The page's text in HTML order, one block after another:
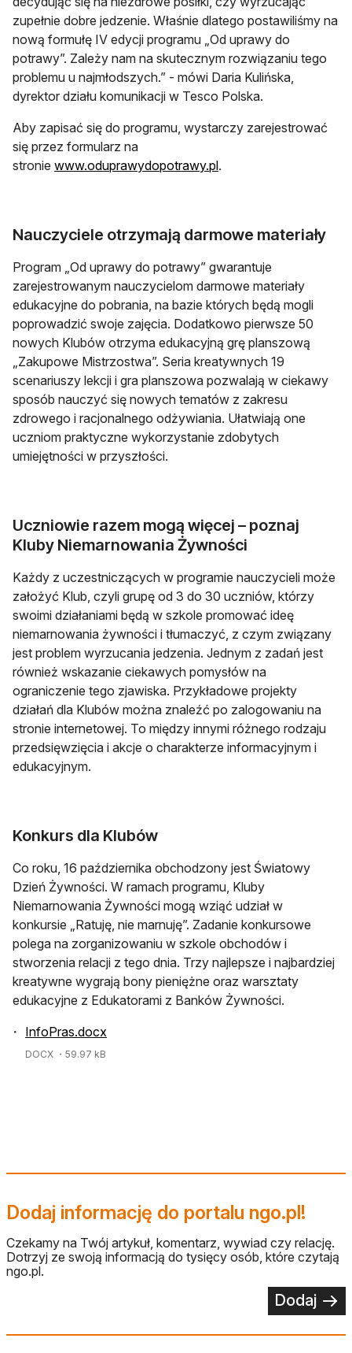
zupełnie dobre jedzenie. Właśnie dlatego postawiliśmy na
nową formułę IV edycji programu „Od uprawy do
potrawy”. Zależy nam na skutecznym rozwiązaniu tego
problemu u najmłodszych.” - mówi Daria Kulińska,
dyrektor działu komunikacji w Tesco Polska.
Aby zapisać się do programu, wystarczy zarejestrować
się przez formularz na
stronie www.oduprawydopotrawy.plotwiera się w nowej
.
Nauczyciele otrzymają darmowe materiały
Program „Od uprawy do potrawy” gwarantuje
zarejestrowanym nauczycielom darmowe materiały
edukacyjne do pobrania, na bazie których będą mogli
poprowadzić swoje zajęcia. Dodatkowo pierwsze 50
nowych Klubów otrzyma edukacyjną grę planszową
„Zakupowe Mistrzostwa”. Seria kreatywnych 19
scenariuszy lekcji i gra planszowa pozwalają w ciekawy
sposób nauczyć się nowych tematów z zakresu
zdrowego i racjonalnego odżywiania. Ułatwiają one
uczniom praktyczne wykorzystanie zdobytych
umiejętności w przyszłości.
Uczniowie razem mogą więcej – poznaj
Kluby Niemarnowania Żywności
Każdy z uczestniczących w programie nauczycieli może
założyć Klub, czyli grupę od 3 do 30 uczniów, którzy
swoimi działaniami będą w szkole promować ideę
niemarnowania żywności i tłumaczyć, z czym związany
jest problem wyrzucania jedzenia. Jednym z zadań jest
również wskazanie ciekawych pomysłów na
ograniczenie tego zjawiska. Przykładowe projekty
działań dla Klubów można znaleźć po zalogowaniu na
stronie internetowej. To między innymi różnego rodzaju
przedsięwzięcia i akcje o charakterze informacyjnym i
edukacyjnym.
Konkurs dla Klubów
Co roku, 16 października obchodzony jest Światowy
Dzień Żywności. W ramach programu, Kluby
Niemarnowania Żywności mogą wziąć udział w
konkursie „Ratuję, nie marnuję”. Zadanie konkursowe
polega na zorganizowaniu w szkole obchodów i
stworzenia relacji z tego dnia. Trzy najlepsze i najbardziej
kreatywne wygrają bony pieniężne oraz warsztaty
edukacyjne z Edukatorami z Banków Żywności.
InfoPras.docx
DOCX ・59.97 kB
Dodaj informację do portalu ngo.pl!
Czekamy na Twój artykuł, komentarz, wywiad czy relację.
Dotrzyj ze swoją informacją do tysięcy osób, które czytają
ngo.pl.
Dodaj